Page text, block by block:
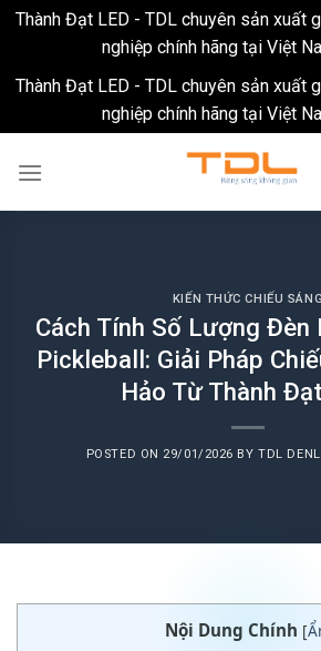
Thành Đạt LED - TDL chuyên sản xuất
nghiệp chính hãng tại Việt
Thành Đạt LED - TDL chuyên sản xuất
nghiệp chính hãng tại Việt
KIẾN THỨC CHIẾU SÁNG
Cách Tính Số Lượng Đèn
Pickleball: Giải Pháp
Hảo Từ Thành
POSTED ON 29/01/2026 BYTDL
Nội Dung Chính [